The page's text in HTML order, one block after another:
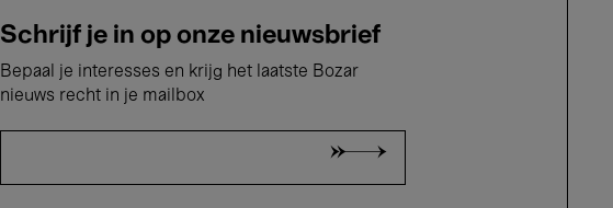
Schrijf je in op onze nieuwsbrief
Bepaal je interesses en krijg het laatste Bozar
nieuws recht in je mailbox